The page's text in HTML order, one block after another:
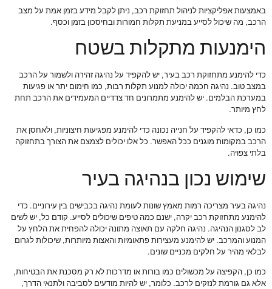
באמצעות אפליקציות לניהול תחזוקת רכב, ניתן לקבל מידע בזמן אמת על מצב
הרכב, מה שיכול לסייע במניעת תקלות חמורות ובחיסכון בזמן וכסף.
הימנעות מתקלות בשטח
כדי להימנע מתחזוקת רכב בעיר, יש להקפיד על נהיגה זהירה ולשמור על הרכב
במצב טוב. נהיגה חכמה יכולה למנוע תקלות רבות, כמו חימום יתר או פגיעות
במערכת הבלמים. יש להימנע מתמרונים חד צדדיים המעמידים את הרכב תחת
לחץ מיותר.
כמו כן, כדאי להקפיד על חנייה נכונה כדי להימנע מפגיעות חיצוניות, ולאחסן את
הרכב במקומות מוגנים ככל האפשר. כל אלו יכולים לצמצם את הצורך בתחזוקה
בלתי צפויה.
שימוש נכון בנהיגה בעיר
נהיגה בעיר מצריכה רמות מאמץ שונות לעומת נהיגה בכבישים בין עירוניים. כדי
להימנע מתחזוקת רכב יקרה, ישנם כמה טיפים שיכולים לסייע. קודם כל, יש לשים
לב לסגנון הנהיגה. נהיגה חלקה עם תאוצה מתונה יכולה להפחית את הלחץ על
המנוע והמרכב. יש להימנע מעצירות פתאומיות והאצות מיותרות, שיכולות לגרום
לבלאי מהיר על חלקים מכניים שונים.
כמו כן, הקפיצה על מכשולים כמו בורות או מדרכות לא רק מסכנת את הבטיחות,
אלא גם גורמת לנזקים לרכב. כלומר, יש להיות מודעים לסביבה ולתנאי הדרך,